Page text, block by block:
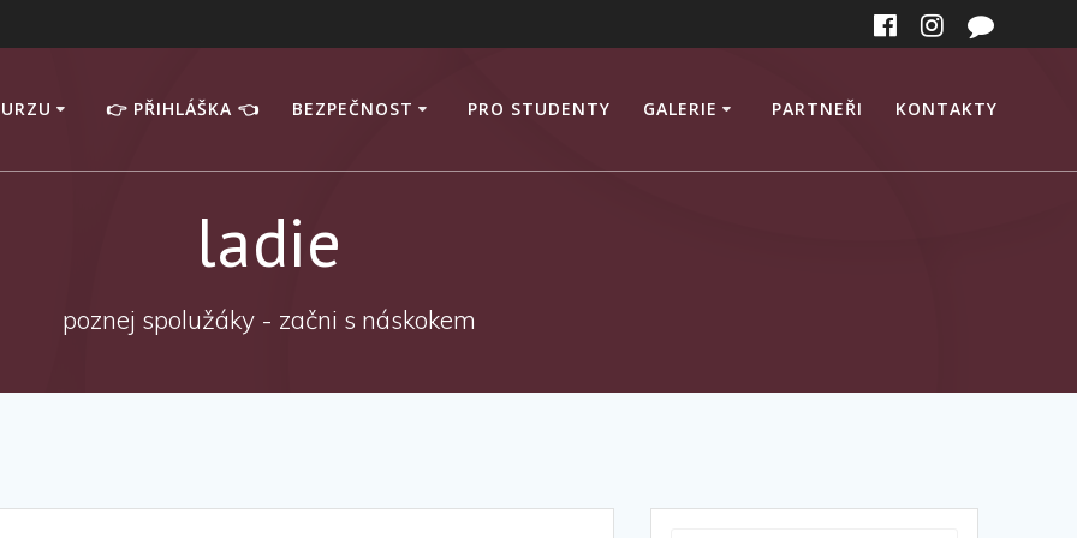
👉 PŘIHLÁŠKA 👈 BEZPEČNOST PRO STUDENTY GALERIE PARTNEŘI KONTAKTY
ladie
poznej spolužáky - začni s náskokem